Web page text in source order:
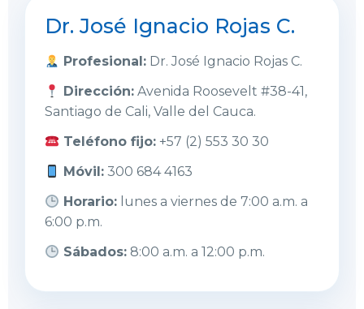
Dr. José Ignacio Rojas C.
Profesional: Dr. José Ignacio Rojas C.
Dirección: Avenida Roosevelt #38-41,
Santiago de Cali, Valle del Cauca.
Teléfono fijo: +57 (2) 553 30 30
Móvil: 300 684 4163
Horario: lunes a viernes de 7:00 a.m. a
6:00 p.m.
Sábados: 8:00 a.m. a 12:00 p.m.